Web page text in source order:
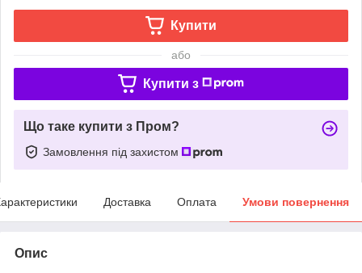
Купити
або
Купити з
Що таке купити з Пром?
Замовлення під захистом
Доставка Оплата Умови повернення
Опис